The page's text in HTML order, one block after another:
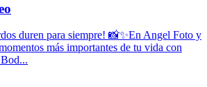
duren para siempre! 📸✨En Angel Foto y
más importantes de tu vida con